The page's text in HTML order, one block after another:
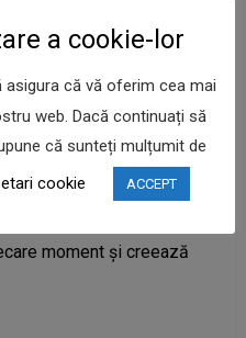
valoroase pentru o
planificare atentă și o
aceste sfaturi și
moment și creează
a cookie-lor
că vă oferim cea mai
web. Dacă continuați să
că sunteți mulțumit de
cookie ACCEPT